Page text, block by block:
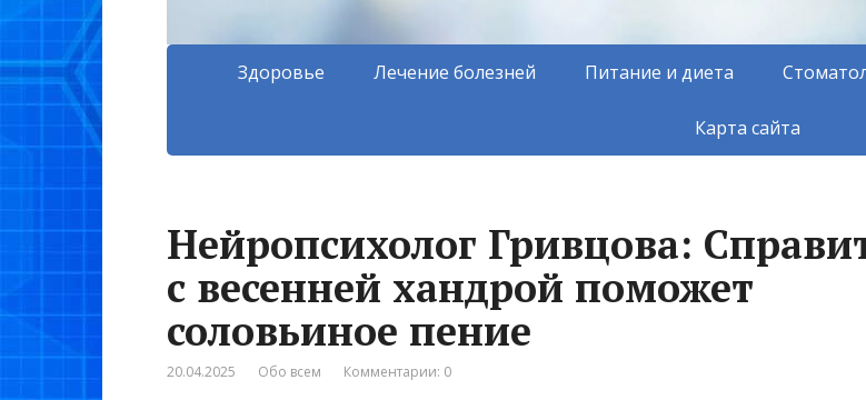
Здоровье Лечение болезней Питание и диета
Карта сайта
Нейропсихолог Гривцова:
с весенней хандрой поможет
соловьиное пение
20.04.2025 Обо всем Комментарии: 0